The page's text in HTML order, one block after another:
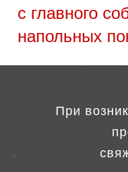
с главного
напольных
При